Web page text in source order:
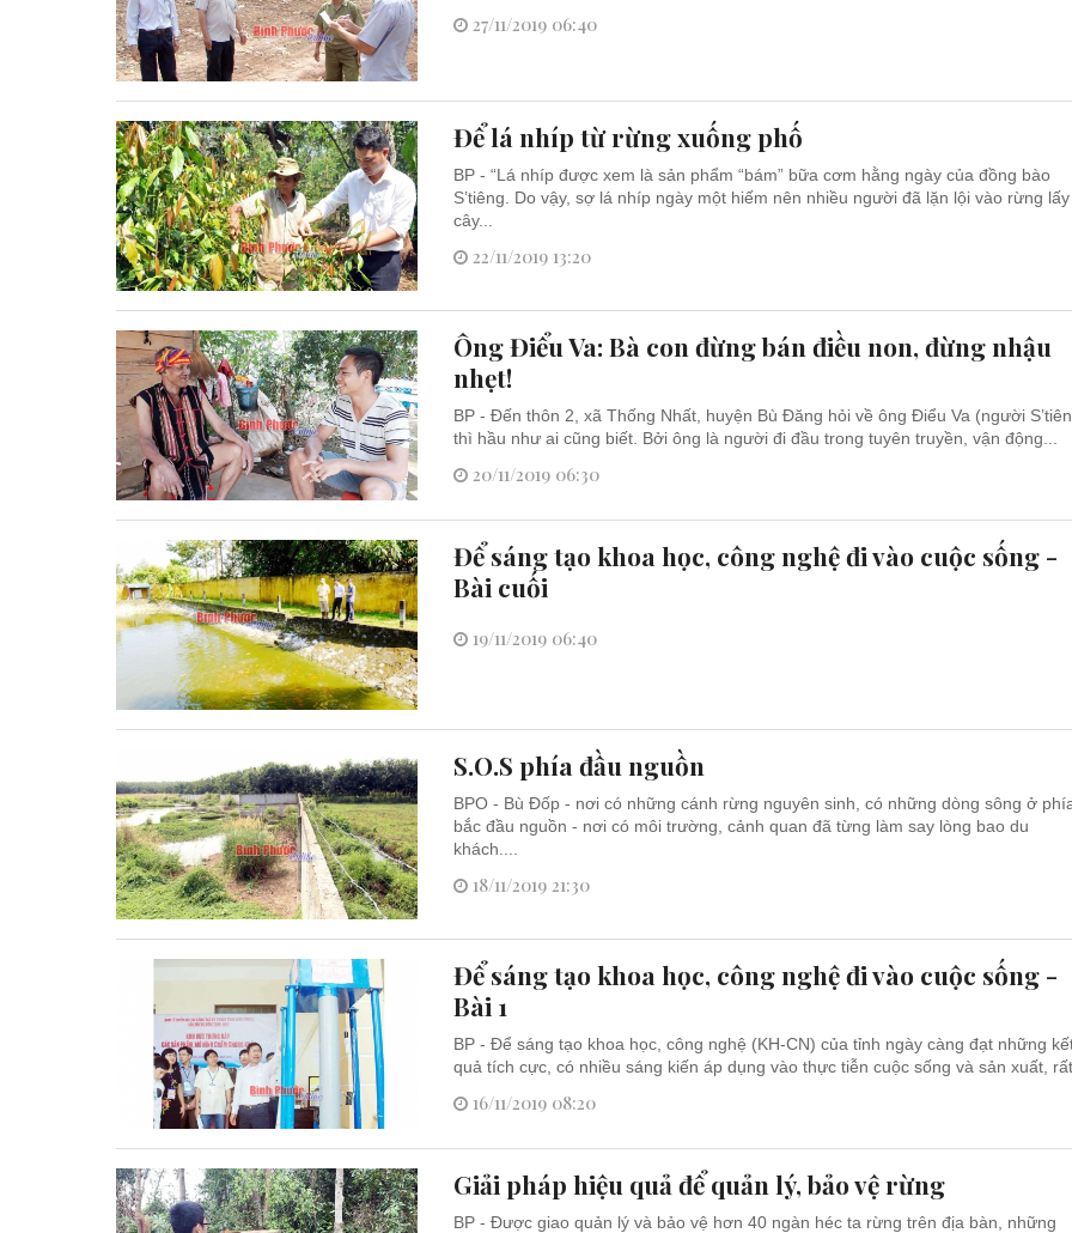
27/11/2019 06:40
Để lá nhíp từ rừng xuống phố
BP - “Lá nhíp được xem là sản phẩm “bám” bữa cơm hằng ngày của đồng bào
S’tiêng. Do vậy, sợ lá nhíp ngày một hiếm nên nhiều người đã lặn lội vào rừng lấy
cây...
22/11/2019 13:20
Ông Điểu Va: Bà con đừng bán điều non, đừng nhậu
nhẹt!
BP - Đến thôn 2, xã Thống Nhất, huyện Bù Đăng hỏi về ông Điểu Va (người
thì hầu như ai cũng biết. Bởi ông là người đi đầu trong tuyên truyền, vận động...
20/11/2019 06:30
Để sáng tạo khoa học, công nghệ đi vào cuộc sống -
Bài cuối
19/11/2019 06:40
S.O.S phía đầu nguồn
BPO - Bù Đốp - nơi có những cánh rừng nguyên sinh, có những dòng sông ở
bắc đầu nguồn - nơi có môi trường, cảnh quan đã từng làm say lòng bao du
khách....
18/11/2019 21:30
Để sáng tạo khoa học, công nghệ đi vào cuộc sống -
Bài 1
BP - Để sáng tạo khoa học, công nghệ (KH-CN) của tỉnh ngày càng đạt những
quả tích cực, có nhiều sáng kiến áp dụng vào thực tiễn cuộc sống và sản xuất,
16/11/2019 08:20
Giải pháp hiệu quả để quản lý, bảo vệ rừng
BP - Được giao quản lý và bảo vệ hơn 40 ngàn héc ta rừng trên địa bàn, những